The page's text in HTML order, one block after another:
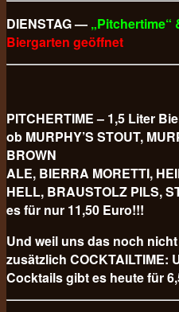
DIENSTAG — „Pitchertime“
Biergarten geöffnet
PITCHERTIME – 1,5 Liter
ob MURPHY’S STOUT,
BROWN
ALE, BIERRA MORETTI,
HELL, BRAUSTOLZ PILS,
es für nur 11,50 Euro!!!
Und weil uns das noch
zusätzlich COCKTAILTIME:
Cocktails gibt es heute für